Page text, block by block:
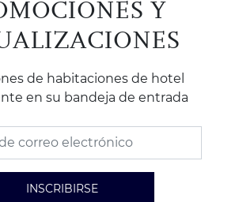
Y
de habitaciones de hotel
en su bandeja de entrada
INSCRIBIRSE